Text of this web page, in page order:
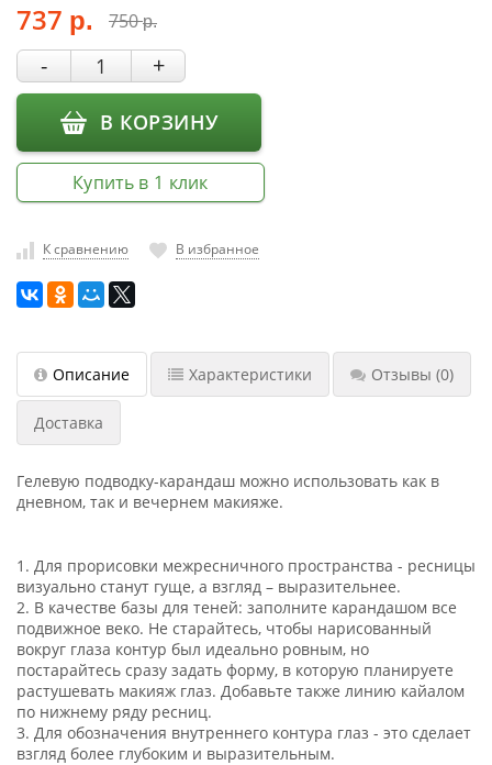
УЗ-ванны
Фрезы и
насадки
Хранение
РАСПРОДАЖА
737 р. 750р.
- +
В КОРЗИНУ
Купить в 1 клик
К сравнению В избранное
Описание Характеристики Отзывы (0)
Доставка
Гелевую подводку-карандаш можно использовать как в
дневном, так и вечернем макияже.
1. Для прорисовки межресничного пространства - ресницы
визуально станут гуще, а взгляд – выразительнее.
2. В качестве базы для теней: заполните карандашом все
подвижное веко. Не старайтесь, чтобы нарисованный
вокруг глаза контур был идеально ровным, но
постарайтесь сразу задать форму, в которую планируете
растушевать макияж глаз. Добавьте также линию кайалом
по нижнему ряду ресниц.
3. Для обозначения внутреннего контура глаз - это сделает
взгляд более глубоким и выразительным.